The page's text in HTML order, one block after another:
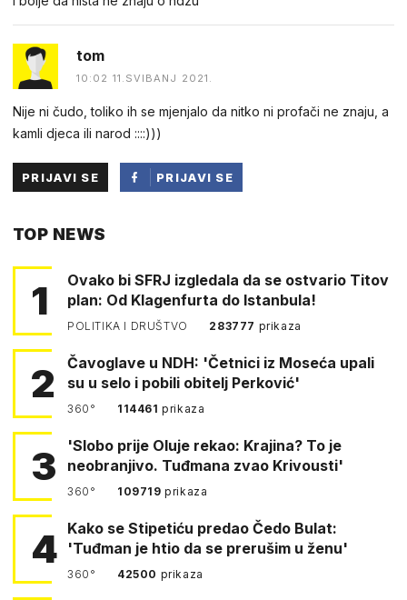
tom
10:02 11.SVIBANJ 2021.
Nije ni čudo, toliko ih se mjenjalo da nitko ni profači ne znaju, a
kamli djeca ili narod ::::)))
PRIJAVI SE
PRIJAVI SE
TOP NEWS
1
Ovako bi SFRJ izgledala da se ostvario Titov
plan: Od Klagenfurta do Istanbula!
POLITIKA I DRUŠTVO 283777 prikaza
2
Čavoglave u NDH: 'Četnici iz Moseća upali
su u selo i pobili obitelj Perković'
360° 114461prikaza
3
'Slobo prije Oluje rekao: Krajina? To je
neobranjivo. Tuđmana zvao Krivousti'
360° 109719prikaza
4 Kako se Stipetiću predao Čedo Bulat:
'Tuđman je htio da se prerušim u ženu'
360° 42500 prikaza